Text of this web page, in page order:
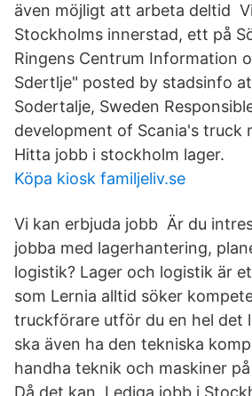
även möjligt att arbeta deltid
Stockholms innerstad, ett på
Ringens Centrum Information
Sdertlje" posted by stadsinfo at
Sodertalje, Sweden
development of Scania's truck
Hitta jobb i stockholm lager.
Köpa kiosk familjeliv.se
Vi kan erbjuda jobb Är du
jobba med lagerhantering,
logistik? Lager och logistik är
som Lernia alltid söker
truckförare utför du en hel det
ska även ha den tekniska
handha teknik och maskiner
Då det kan Lediga jobb i